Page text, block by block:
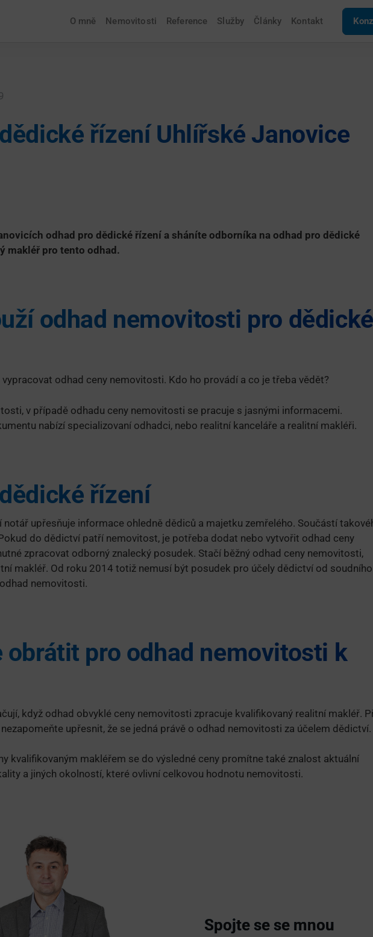
O mně Nemovitosti Reference Služby Články Kontakt
řízení Uhlířské Janovice
odhad pro dědické řízení a sháníte odborníka na odhad pro dědické
makléř pro tento odhad.
odhad nemovitosti pro dědické
odhad ceny nemovitosti. Kdo ho provádí a co je třeba vědět?
v případě odhadu ceny nemovitosti se pracuje s jasnými informacemi.
nabízí specializovaní odhadci, nebo realitní kanceláře a realitní makléři.
řízení
upřesňuje informace ohledně dědiců a majetku zemřelého. Součástí
do dědictví patří nemovitost, je potřeba dodat nebo vytvořit odhad ceny
zpracovat odborný znalecký posudek. Stačí běžný odhad ceny nemovitosti,
makléř. Od roku 2014 totiž nemusí být posudek pro účely dědictví od soudního
nemovitosti.
obrátit pro odhad nemovitosti k
když odhad obvyklé ceny nemovitosti zpracuje kvalifikovaný realitní makléř.
upřesnit, že se jedná právě o odhad nemovitosti za účelem dědictví.
kvalifikovaným makléřem se do výsledné ceny promítne také znalost aktuální
a jiných okolností, které ovlivní celkovou hodnotu nemovitosti.
Spojte se se mnou